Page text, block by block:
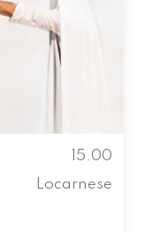
15.00
Locarnese